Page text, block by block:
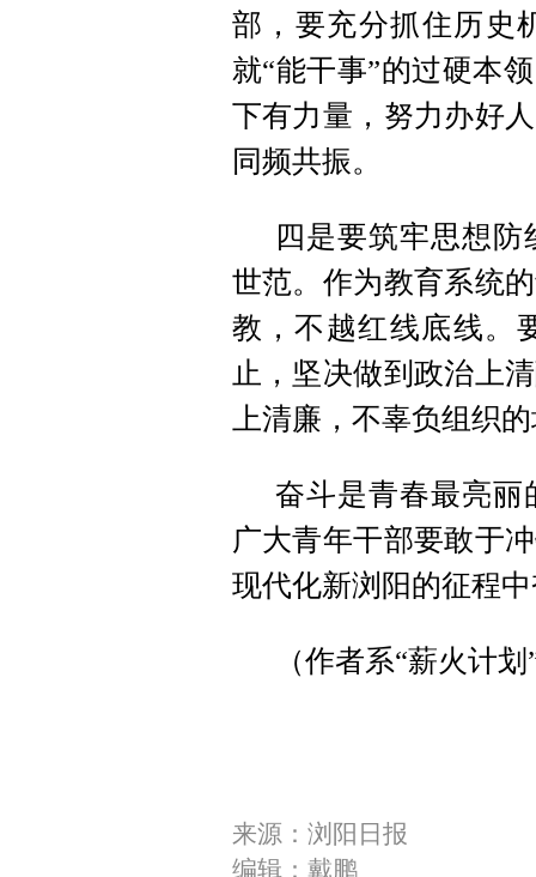
部，要充分抓住历史
就“能干事”的过硬本
下有力量，努力办好
同频共振。
四是要筑牢思想
世范。作为教育系统
教，不越红线底线。
止，坚决做到政治上
上清廉，不辜负组织
奋斗是青春最亮丽
广大青年干部要敢于
现代化新浏阳的征程
（作者系“薪火计
来源：浏阳日报
编辑：戴鹏